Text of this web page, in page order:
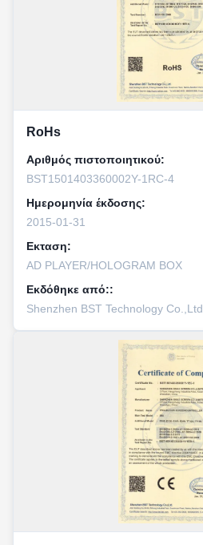
RoHs
Αριθμός πιστοποιητικού:
BST1501403360002Y-1RC-4
Ημερομηνία έκδοσης:
2015-01-31
Εκταση:
AD PLAYER/HOLOGRAM BOX
Εκδόθηκε από::
Shenzhen BST Technology Co.,Ltd